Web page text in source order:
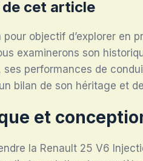
cet article
pour objectif d’explorer en
examinerons son
ses performances de
bilan de son héritage et
et
la Renault 25 V6